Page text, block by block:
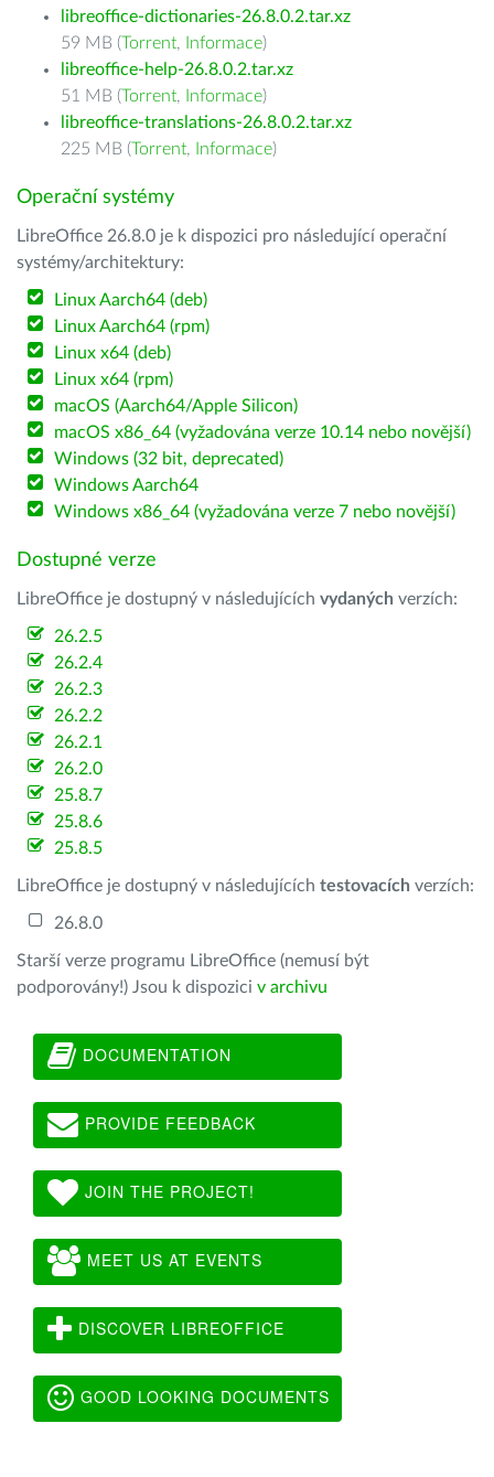
libreoffice-dictionaries-26.8.0.2.tar.xz
59 MB (Torrent, Informace)
libreoffice-help-26.8.0.2.tar.xz
51 MB (Torrent, Informace)
libreoffice-translations-26.8.0.2.tar.xz
225 MB (Torrent, Informace)
Operační systémy
LibreOffice 26.8.0 je k dispozici pro následující operační
systémy/architektury:
Linux Aarch64 (deb)
Linux Aarch64 (rpm)
Linux x64 (deb)
Linux x64 (rpm)
macOS (Aarch64/Apple Silicon)
macOS x86_64 (vyžadována verze 10.14 nebo novější)
Windows (32 bit, deprecated)
Windows Aarch64
Windows x86_64 (vyžadována verze 7 nebo novější)
Dostupné verze
LibreOffice je dostupný v následujících vydaných verzích:
26.2.5
26.2.4
26.2.3
26.2.2
26.2.1
26.2.0
25.8.7
25.8.6
25.8.5
LibreOffice je dostupný v následujících testovacích verzích:
26.8.0
Starší verze programu LibreOffice (nemusí být
podporovány!) Jsou k dispozici v archivu
DOCUMENTATION
PROVIDE FEEDBACK
JOIN THE PROJECT!
MEET US AT EVENTS
DISCOVER LIBREOFFICE
GOOD LOOKING DOCUMENTS